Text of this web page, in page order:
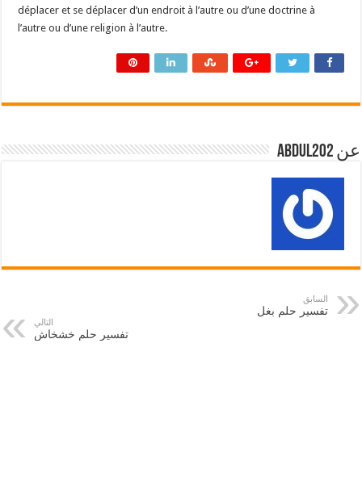
déplacer et se déplacer d’un endroit à l’autre ou d’une doctrine à
l’autre ou d’une religion à l’autre.
عن abdul202
السابق
تفسير حلم بغل
التالي
تفسير حلم خشخاش